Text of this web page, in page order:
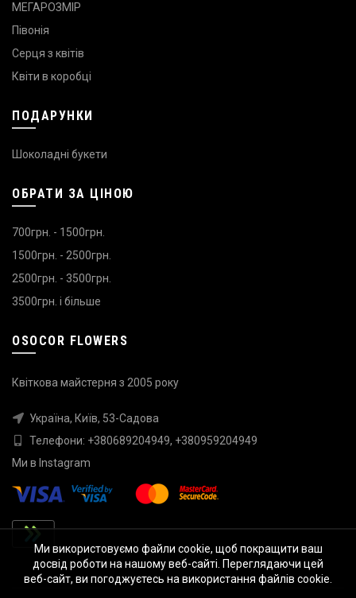
МЕГАРОЗМІР
Півонія
Серця з квітів
Квіти в коробці
ПОДАРУНКИ
Шоколадні букети
ОБРАТИ ЗА ЦІНОЮ
700грн. - 1500грн.
1500грн. - 2500грн.
2500грн. - 3500грн.
3500грн. і більше
OSOCOR FLOWERS
Квіткова майстерня з 2005 року
Україна, Київ, 53-Садова
Телефони: +380689204949, +380959204949
Ми в Instagram
Ми використовуємо файли cookie, щоб покращити ваш
досвід роботи на нашому веб-сайті. Переглядаючи цей
веб-сайт, ви погоджуєтесь на використання файлів cookie.